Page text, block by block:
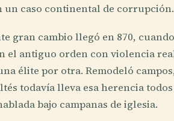
un caso continental de corrupción.
gran cambio llegó en 870,
el antiguo orden con violencia
élite por otra. Remodeló
todavía lleva esa herencia
bajo campanas de iglesia.